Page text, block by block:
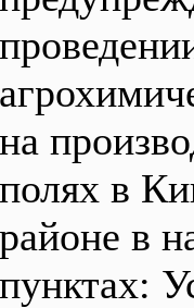
на
полях в
районе в
пунктах: